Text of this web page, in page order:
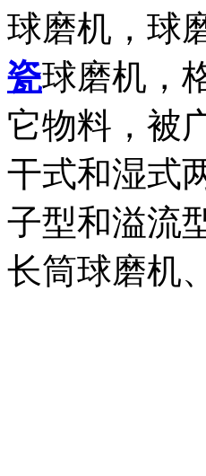
球磨机，球
瓷球磨机，
它物料，被
干式和湿式
子型和溢流
长筒球磨机